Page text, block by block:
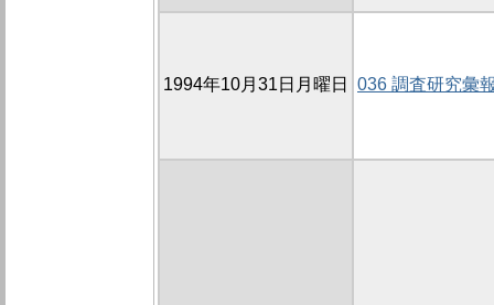
1994年10月31日月曜日 036 調査研究彙